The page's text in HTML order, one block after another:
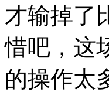
才输掉了
惜吧，这
的操作太